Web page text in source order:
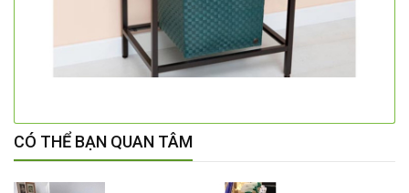
CÓ THỂ BẠN QUAN TÂM